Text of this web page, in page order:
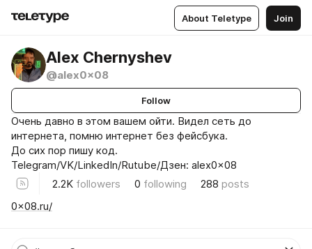
About Teletype Join
Alex Chernyshev
@alex0x08
Follow
Очень давно в этом вашем ойти. Видел сеть до
интернета, помню интернет без фейсбука.
До сих пор пишу код.
Telegram/VK/LinkedIn/Rutube/Дзен: alex0x08
2.2K followers 0 following 288 posts
0x08.ru/